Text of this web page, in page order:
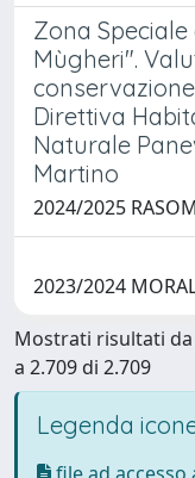
Zona
Mùgheri".
Direttiva
Naturale
Martino
2024/2025
2023/2024
Mostrati risultati da
a 2.709 di 2.709
Legenda
file ad accesso